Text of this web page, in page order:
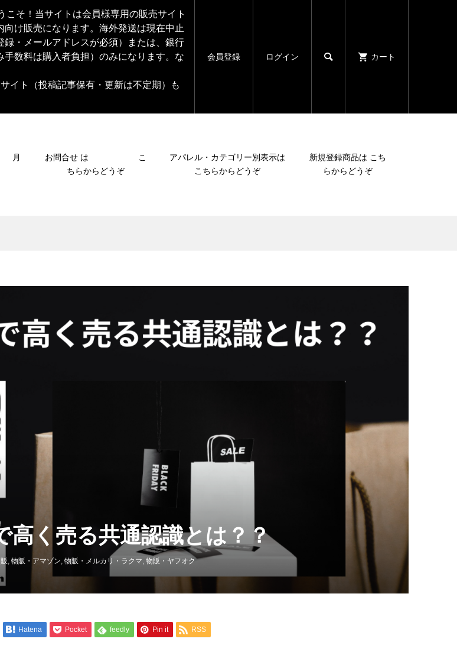
そ！当サイトは会員様専用の販売サイト
け販売になります。海外発送は現在中止
・メールアドレスが必須）または、銀行
数料は購入者負担）のみになります。な
イト（投稿記事保有・更新は不定期）も
会員登録 ログイン  カート
月
お問合せ は こ
ちらからどうぞ
アパレル・カテゴリー別表示は
こちらからどうぞ
新規登録商品は こち
らからどうぞ
高く売る共通認識とは？？
物販・アマゾン 物販・メルカリ・ラクマ 物販・ヤフオク
Hatena Pocket feedly Pin it RSS